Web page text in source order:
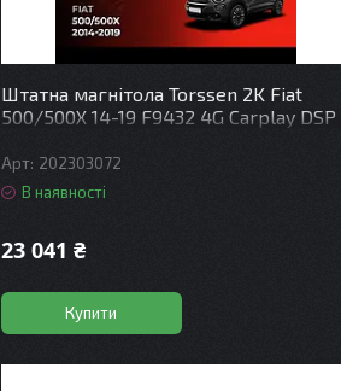
Штатна магнітола Torssen 2K Fiat
500/500X 14-19 F9432 4G Carplay DSP
202303072
В наявності
23 041 ₴
Купити